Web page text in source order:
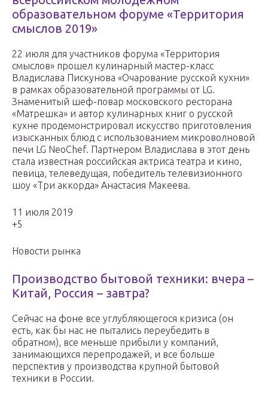
образовательном форуме «Территория
смыслов 2019»
22 июля для участников форума «Территория
смыслов» прошел кулинарный мастер-класс
Владислава Пискунова «Очарование русской кухни»
в рамках образовательной программы от LG.
Знаменитый шеф-повар московского ресторана
«Матрешка» и автор кулинарных книг о русской
кухне продемонстрировал искусство приготовления
изысканных блюд с использованием микроволновой
печи LG NeoChef. Партнером Владислава в этот день
стала известная российская актриса театра и кино,
певица, телеведущая, победитель телевизионного
шоу «Три аккорда» Анастасия Макеева.
11 июля 2019
+5
Новости рынка
Производство бытовой техники: вчера –
Китай, Россия – завтра?
Сейчас на фоне все углубляющегося кризиса (он
есть, как бы нас не пытались переубедить в
обратном), все меньше прибыли у компаний,
занимающихся перепродажей, и все больше
перспектив у производства крупной бытовой
техники в России.